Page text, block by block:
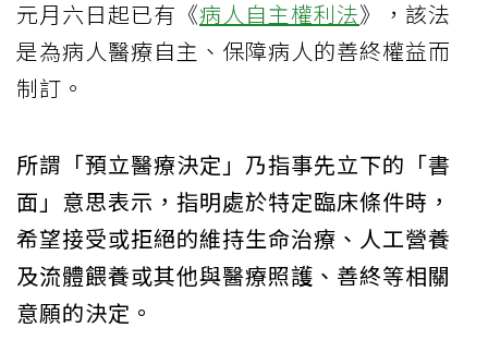
元月六日起已有《病人自主權利法》，該法
是為病人醫療自主、保障病人的善終權益而
制訂。
所謂「預立醫療決定」乃指事先立下的「書
面」意思表示，指明處於特定臨床條件時，
希望接受或拒絕的維持生命治療、人工營養
及流體餵養或其他與醫療照護、善終等相關
意願的決定。